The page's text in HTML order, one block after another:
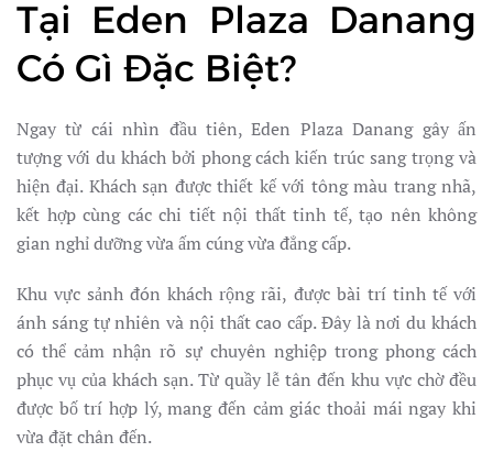
Tại Eden Plaza Danang
Có Gì Đặc Biệt?
Ngay từ cái nhìn đầu tiên, Eden Plaza Danang gây ấn
tượng với du khách bởi phong cách kiến trúc sang trọng và
hiện đại. Khách sạn được thiết kế với tông màu trang nhã,
kết hợp cùng các chi tiết nội thất tinh tế, tạo nên không
gian nghỉ dưỡng vừa ấm cúng vừa đẳng cấp.
Khu vực sảnh đón khách rộng rãi, được bài trí tinh tế với
ánh sáng tự nhiên và nội thất cao cấp. Đây là nơi du khách
có thể cảm nhận rõ sự chuyên nghiệp trong phong cách
phục vụ của khách sạn. Từ quầy lễ tân đến khu vực chờ đều
được bố trí hợp lý, mang đến cảm giác thoải mái ngay khi
vừa đặt chân đến.